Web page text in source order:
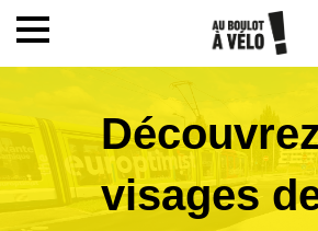
Accueil
visages